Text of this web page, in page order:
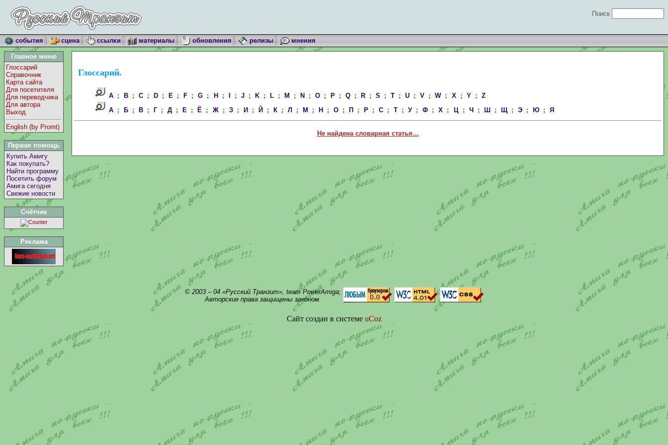
Поиск
события сцена ссылки материалы обновления релизы мнения
Главное меню
Глоссарий
Справочник
Карта сайта
Для посетителя
Для переводчика
Для автора
Выход
English (by Promt)
Первая помощь
Купить Амигу
Как покупать?
Найти программу
Посетить форум
Амига сегодня
Свежие новости
Счётчик
Реклама
Глоссарий.
A ; B ; C ; D ; E ; F ; G ; H; I ; J; K; L; M ; N; O; P ; Q ; R ; S ; T ; U ; V ; W; X ; Y; Z
А ; Б ; В ; Г; Д ; Е ; Ё ; Ж; З; И; Й; К; Л; М ; Н; О ; П ; Р ; С ; Т ; У ; Ф ; Х ; Ц; Ч; Ш; Щ; Э; Ю; Я
Не найдена словарная статья…
© 2003 – 04 «Русский Транзит», team PowerAmiga;
Авторские права защищены законом.
Сайт создан в системе uCoz